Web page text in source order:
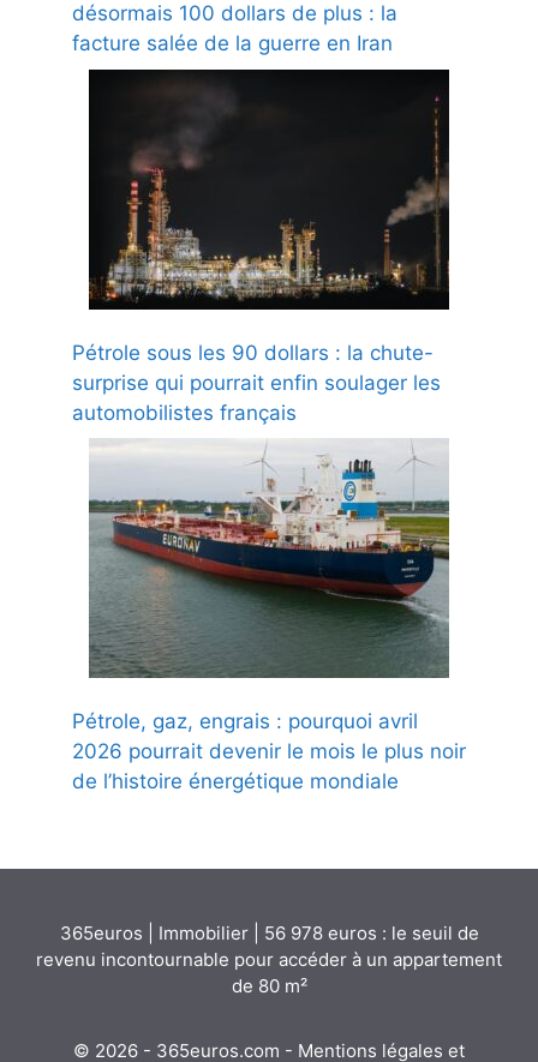
désormais 100 dollars de plus : la
facture salée de la guerre en Iran
Pétrole sous les 90 dollars : la chute-
surprise qui pourrait enfin soulager les
automobilistes français
Pétrole, gaz, engrais : pourquoi avril
2026 pourrait devenir le mois le plus noir
de l’histoire énergétique mondiale
365euros Immobilier| 56 978 euros : le seuil de
revenu incontournable pour accéder à un appartement
de 80 m²
© 2026 - 365euros.com - Mentions légales et